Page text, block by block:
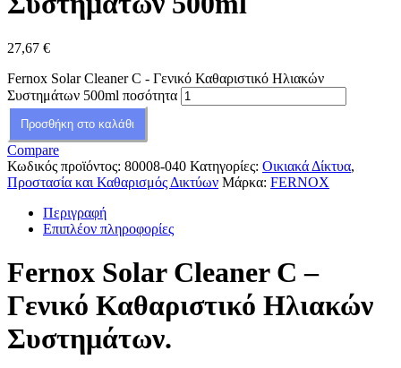
27,67 €
Fernox Solar Cleaner C - Γενικό Καθαριστικό Ηλιακών
Συστημάτων 500ml ποσότητα
Προσθήκη στο καλάθι
Compare
Κωδικός προϊόντος: 80008-040 Κατηγορίες: Οικιακά Δίκτυα,
Προστασία και Καθαρισμός Δικτύων Μάρκα: FERNOX
Περιγραφή
Επιπλέον πληροφορίες
Fernox Solar Cleaner C –
Γενικό Καθαριστικό Ηλιακών
Συστημάτων.